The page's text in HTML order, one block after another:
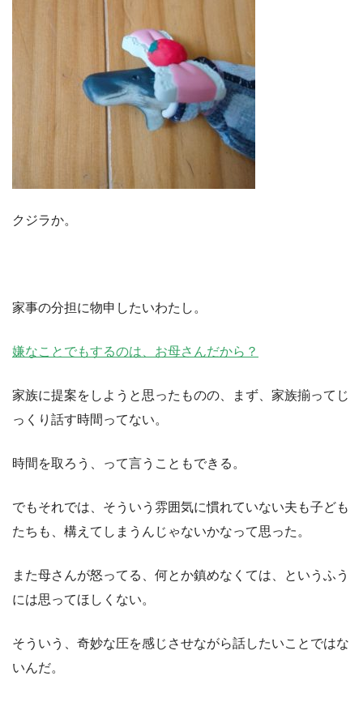
クジラか。
家事の分担に物申したいわたし。
嫌なことでもするのは、お母さんだから？
家族に提案をしようと思ったものの、まず、家族揃ってじ
っくり話す時間ってない。
時間を取ろう、って言うこともできる。
でもそれでは、そういう雰囲気に慣れていない夫も子ども
たちも、構えてしまうんじゃないかなって思った。
また母さんが怒ってる、何とか鎮めなくては、というふう
には思ってほしくない。
そういう、奇妙な圧を感じさせながら話したいことではな
いんだ。